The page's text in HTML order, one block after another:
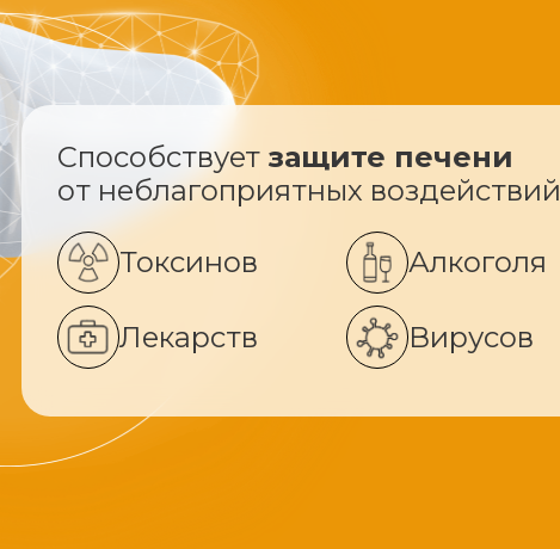
Способствует защите печени
от неблагоприятных воздействий
Токсинов Алкоголя
Лекарств Вирусов